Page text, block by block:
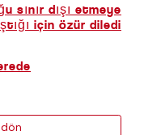
sınır dışı etmeye
için özür diledi